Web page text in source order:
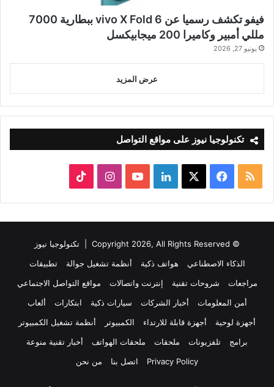
فيفو تكشف رسميا عن vivo X Fold 6 ببطارية 7000
مللي أمبير وكاميرا 200 ميجابيكسل
يونيو 27, 2026
عرض المزيد
تكنولوجيا نيوز على مواقع التواصل
ملخص
الموقع
RSS
فيسبوك لينكدإن‫YouTubeانستقرام
© Copyright 2026, All Rights Reserved |
تكنولوجيا نيوز
الذكاء الاصطناعي
هواتف ذكية أنظمة تشغيل جوالة
تطبيقات
مراجعات
شروحات تقنية إنترنت واتصالات
مواقع التواصل الاجتماعي
أمن المعلومات
أخبار الشركات سيارات ذكية ابتكارات
ألعاب
أجهزة لوحية
أجهزة قابلة للارتداء الكمبيوتر
أنظمة تشغيل الكمبيوتر
برامج
تلفزيونات ملحقات ملحقات الهواتف
أخبار تقنية منوعة
Privacy Policy
اتصل بنا من نحن